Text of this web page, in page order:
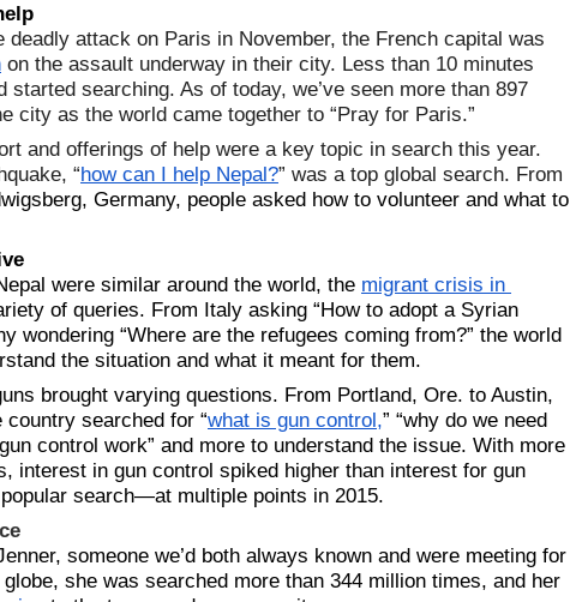
on the assault underway in their city. Less than 10 minutes
started searching. As of today, we’ve seen more than 897
city as the world came together to “Pray for Paris.”
and offerings of help were a key topic in search this year.
“how can I help Nepal?” was a top global search. From
Germany, people asked how to volunteer and what to
were similar around the world, the migrant crisis in
of queries. From Italy asking “How to adopt a Syrian
wondering “Where are the refugees coming from?” the world
the situation and what it meant for them.
brought varying questions. From Portland, Ore. to Austin,
searched for “what is gun control,” “why do we need
control work” and more to understand the issue. With more
interest in gun control spiked higher than interest for gun
search—at multiple points in 2015.
someone we’d both always known and were meeting for
she was searched more than 344 million times, and her